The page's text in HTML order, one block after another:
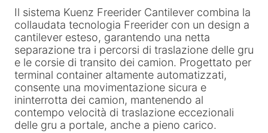
Il sistema Kuenz Freerider Cantilever combina la
collaudata tecnologia Freerider con un design a
cantilever esteso, garantendo una netta
separazione tra i percorsi di traslazione delle gru
e le corsie di transito dei camion. Progettato per
terminal container altamente automatizzati,
consente una movimentazione sicura e
ininterrotta dei camion, mantenendo al
contempo velocità di traslazione eccezionali
delle gru a portale, anche a pieno carico.